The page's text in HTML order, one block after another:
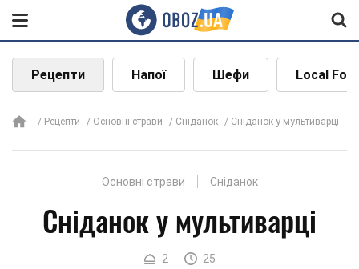
Рецепти Напої Шефи Local
Рецепти Основні страви Сніданок Сніданок у мультиварці
Основні страви Сніданок
Сніданок у мультиварці
2
25